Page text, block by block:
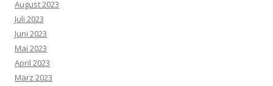
August 2023
Juli 2023
Juni 2023
Mai 2023
April 2023
März 2023